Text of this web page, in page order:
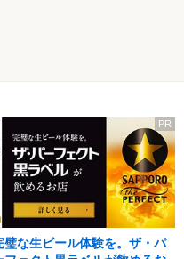
PR
璧な生ビール体験を。ザ・パ